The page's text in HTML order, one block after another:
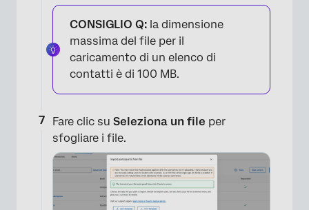
×
CONSIGLIO Q: la dimensione
massima del file per il
caricamento di un elenco di
contatti è di 100 MB.
Fare clic su Seleziona un file per
sfogliare i file.